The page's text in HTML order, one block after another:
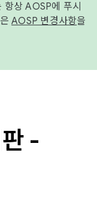
항상 AOSP에 푸시
AOSP 변경사항을
-